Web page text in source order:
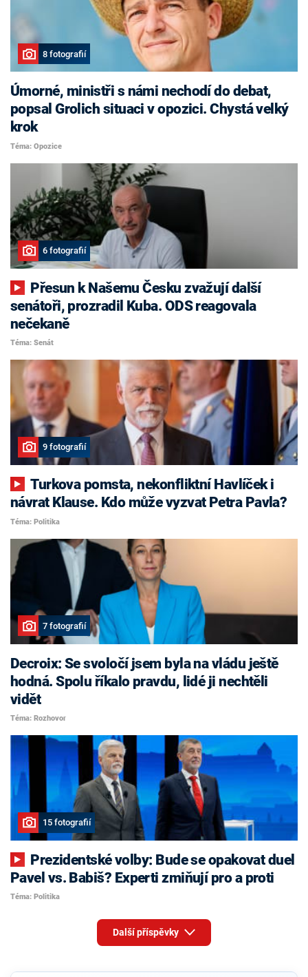
8 fotografií
Úmorné, ministři s námi nechodí do debat,
popsal Grolich situaci v opozici. Chystá velký
krok
Téma: Opozice
6 fotografií
senátoři, prozradil Kuba. ODS reagovala
nečekaně
Téma: Senát
9 fotografií
Turkova pomsta, nekonfliktní Havlíček i
návrat Klause. Kdo může vyzvat Petra Pavla?
Téma: Politika
7 fotografií
Decroix: Se svoločí jsem byla na vládu ještě
hodná. Spolu říkalo pravdu, lidé ji nechtěli
vidět
Téma: Rozhovor
15 fotografií
Pavel vs. Babiš? Experti zmiňují pro a proti
Téma: Politika
Další příspěvky